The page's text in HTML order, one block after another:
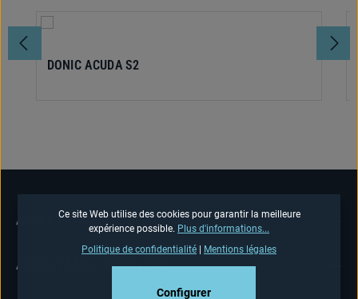
DONIC ACUDA S2
ASSISTANCE TÉLÉPHONIQUE
ASSISTANCE BOUTIQUE
Ce site Web utilise des cookies pour garantir la meilleure
expérience possible. Plus d'informations...
Politique de confidentialité
Mentions légales
Configurer